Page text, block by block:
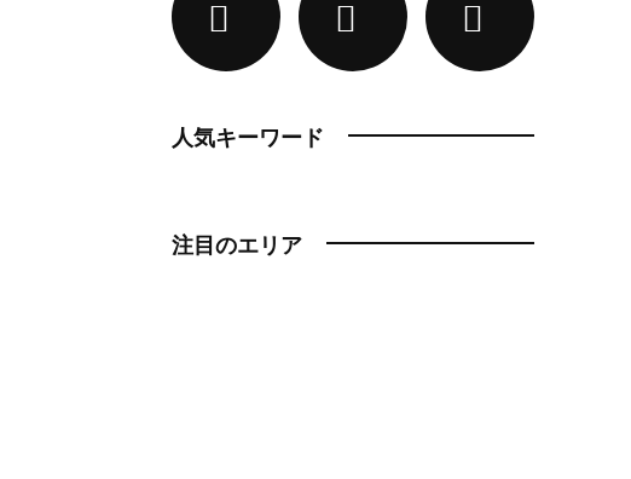
人気キーワード
注目のエリア